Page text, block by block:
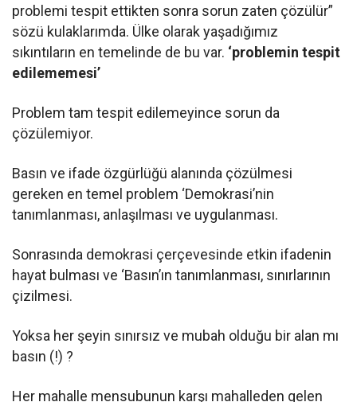
problemi tespit ettikten sonra sorun zaten çözülür”
sözü kulaklarımda. Ülke olarak yaşadığımız
sıkıntıların en temelinde de bu var. ‘problemin tespit
edilememesi’
Problem tam tespit edilemeyince sorun da
çözülemiyor.
Basın ve ifade özgürlüğü alanında çözülmesi
gereken en temel problem ‘Demokrasi’nin
tanımlanması, anlaşılması ve uygulanması.
Sonrasında demokrasi çerçevesinde etkin ifadenin
hayat bulması ve ‘Basın’ın tanımlanması, sınırlarının
çizilmesi.
Yoksa her şeyin sınırsız ve mubah olduğu bir alan mı
basın (!) ?
Her mahalle mensubunun karşı mahalleden gelen